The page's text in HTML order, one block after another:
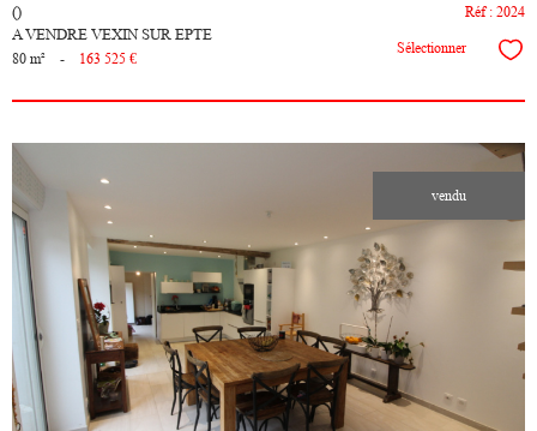
()
A VENDRE VEXIN SUR EPTE
Réf : 2024
80 m² - 163 525 €
Sélectionner
vendu
voir le
bien